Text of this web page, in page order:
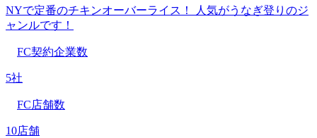
NYで定番のチキンオーバーライス！ 人気がうなぎ登りのジ
ャンルです！
FC契約企業数
5社
FC店舗数
10店舗